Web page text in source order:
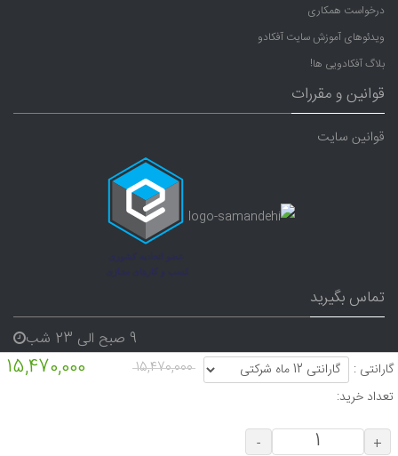
گارانتی :
تعداد خرید:
+
-
15,470,000
15,470,000
درخواست همکاری
ویدئوهای آموزش سایت آفکادو
بلاگ آفکادویی ها!
قوانین و مقررات
قوانین سایت
تماس بگیرید
9 صبح الی 23 شب
07191640165